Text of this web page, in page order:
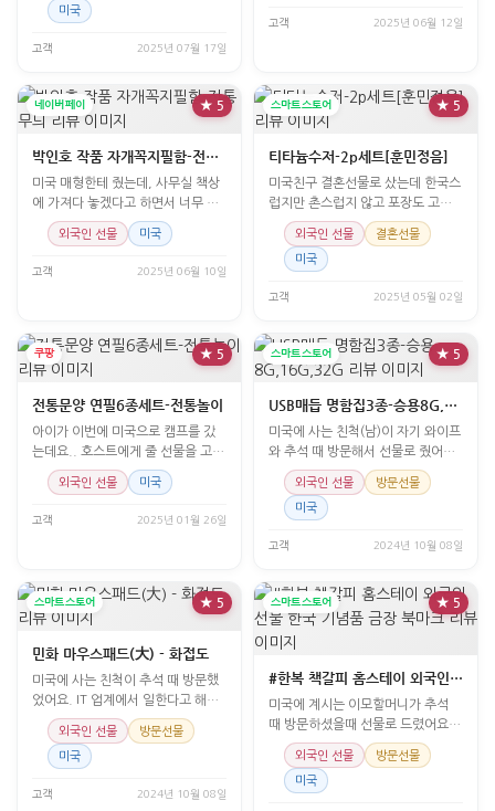
미국
고객 2025년 07월 17일
고객 2025년 06월 12일
네이버페이 ★ 5
박인호 작품 자개꼭지필함-전통무늬
미국 매형한테 줬는데, 사무실 책상
에 가져다 놓겠다고 하면서 너무 좋
아했습니다. 표면이 생각보다 매끈
하지만 정말 고급스럽고 좋아요.
외국인 선물 미국
고객 2025년 06월 10일
스마트스토어 ★ 5
티타늄수저-2p세트[훈민정음]
미국친구 결혼선물로 샀는데 한국스
럽지만 촌스럽지 않고 포장도 고급
지더라구요.
외국인 선물 결혼선물
미국
고객 2025년 05월 02일
쿠팡 ★ 5
전통문양 연필6종세트-전통놀이
아이가 이번에 미국으로 캠프를 갔
는데요.. 호스트에게 줄 선물을 고민
하다가.. 호스트 아이
외국인 선물 미국
고객 2025년 01월 26일
스마트스토어 ★ 5
USB매듭 명함집3종-승용8G,16G,32G
미국에 사는 친척(남)이 자기 와이프
와 추석 때 방문해서 선물로 줬어요.
참고로 두 분은
외국인 선물 방문선물
미국
고객 2024년 10월 08일
스마트스토어 ★ 5
민화 마우스패드(大) - 화접도
미국에 사는 친척이 추석 때 방문했
었어요. IT 업계에서 일한다고 해서
선물했는데 너무나도
외국인 선물 방문선물
미국
고객 2024년 10월 08일
스마트스토어 ★ 5
#한복 책갈피 홈스테이 외국인 선물 한국 기념품 금장 북마크
미국에 계시는 이모할머니가 추석
때 방문하셨을때 선물로 드렸어요.
너무 예쁘고 잘 사용하고
외국인 선물 방문선물
미국